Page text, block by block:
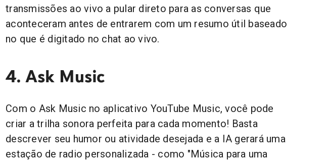
transmissões ao vivo a pular direto para as conversas que
aconteceram antes de entrarem com um resumo útil baseado
no que é digitado no chat ao vivo.
4. Ask Music
Com o Ask Music no aplicativo YouTube Music, você pode
criar a trilha sonora perfeita para cada momento! Basta
descrever seu humor ou atividade desejada e a IA gerará uma
estação de radio personalizada - como "Música para uma